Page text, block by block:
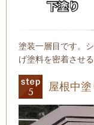
塗装一層目です。
げ塗料を密着させ
屋根中塗